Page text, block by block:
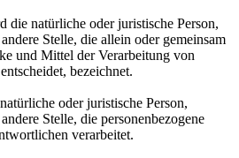
die natürliche oder juristische Person,
Stelle, die allein oder gemeinsam
und Mittel der Verarbeitung von
bezeichnet.
oder juristische Person,
Stelle, die personenbezogene
verarbeitet.